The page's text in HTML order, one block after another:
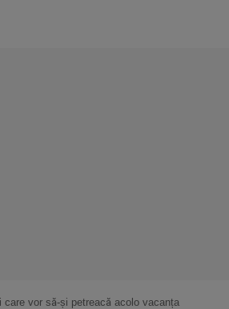
care vor să-și petreacă acolo vacanța